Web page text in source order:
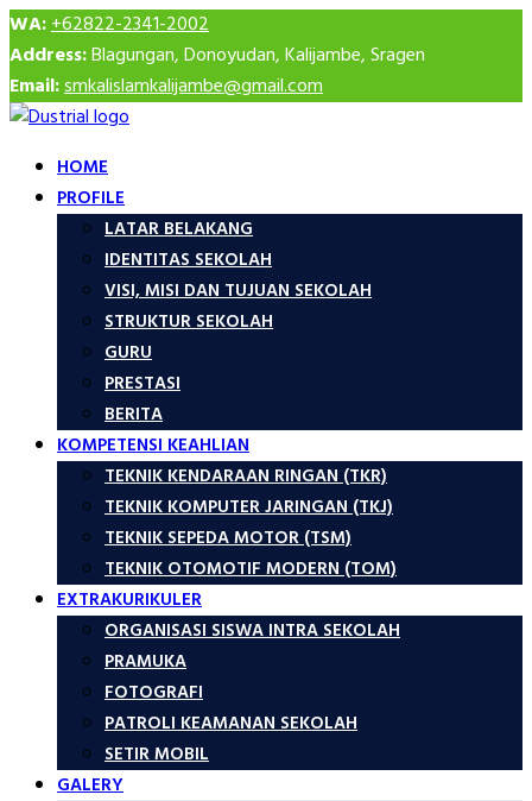
WA:+62822-2341-2002
Address:Blagungan, Donoyudan, Kalijambe, Sragen
Email:smkalislamkalijambe@gmail.com
HOME
PROFILE
LATAR BELAKANG
IDENTITAS SEKOLAH
VISI, MISI DAN TUJUAN SEKOLAH
STRUKTUR SEKOLAH
GURU
PRESTASI
BERITA
KOMPETENSI KEAHLIAN
TEKNIK KENDARAAN RINGAN (TKR)
TEKNIK KOMPUTER JARINGAN (TKJ)
TEKNIK SEPEDA MOTOR (TSM)
TEKNIK OTOMOTIF MODERN (TOM)
EXTRAKURIKULER
ORGANISASI SISWA INTRA SEKOLAH
PRAMUKA
FOTOGRAFI
PATROLI KEAMANAN SEKOLAH
SETIR MOBIL
GALERY